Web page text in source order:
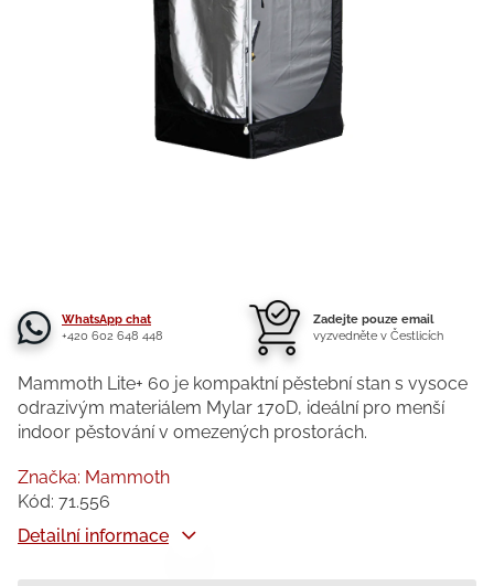
WhatsApp chat
+420 602 648 448
Zadejte pouze email
vyzvedněte v Čestlicích
Mammoth Lite+ 60 je kompaktní pěstební stan s vysoce
odrazivým materiálem Mylar 170D, ideální pro menší
indoor pěstování v omezených prostorách.
Detailní informace
Značka: Mammoth
Kód: 71.556